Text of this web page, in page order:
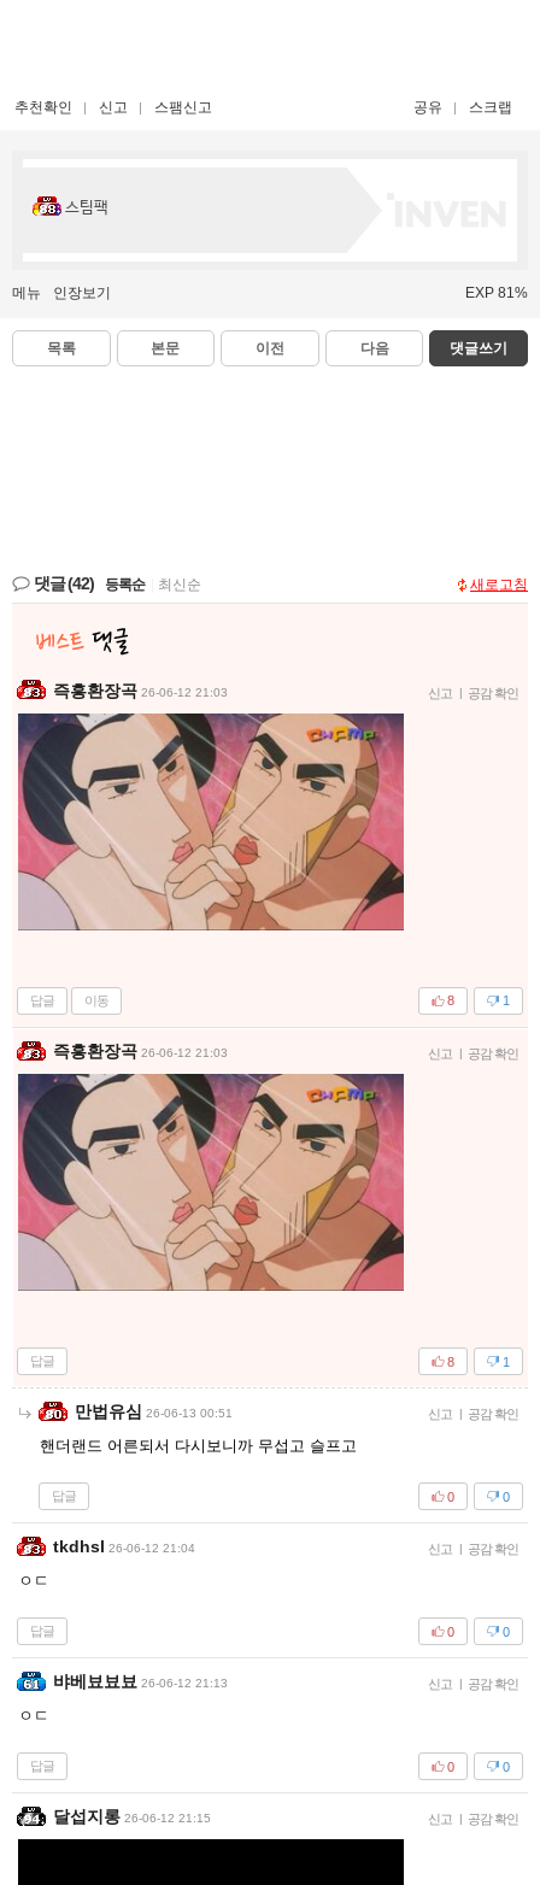
추천확인 신고 스팸신고 공유 스크랩
스팀팩
메뉴 인장보기 EXP 81%
목록 본문 이전 다음 댓글쓰기
댓글(42) 등록순 최신순 새로고침
즉흥환장곡 26-06-12 21:03 신고 | 공감 확인
답글 이동 1
8
즉흥환장곡 26-06-12 21:03 신고 | 공감 확인
답글 1
8
만법유심 26-06-13 00:51 신고 공감 확인
핸더랜드 어른되서 다시보니까 무섭고 슬프고
답글 0
0
tkdhsl 26-06-12 21:04 신고 공감 확인
ㅇㄷ
답글 0
0
뱌베뵤뵤뵤 26-06-12 21:13 신고 공감 확인
ㅇㄷ
답글 0
0
달섭지롱 26-06-12 21:15 신고 공감 확인